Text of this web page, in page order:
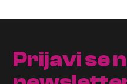
Prijavi se